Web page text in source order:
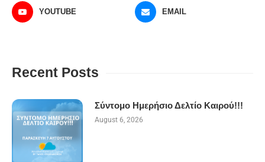
YOUTUBE EMAIL
Recent Posts
Σύντομο Ημερήσιο Δελτίο Καιρού!!!
August 6, 2026